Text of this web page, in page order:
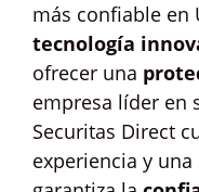
más confiable en
tecnología
ofrecer una
empresa líder en
Securitas Direct
experiencia y